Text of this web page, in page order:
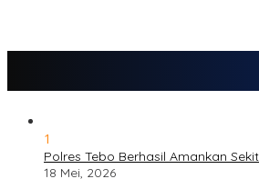
1
Polres Tebo Berhasil Amankan
18 Mei, 2026